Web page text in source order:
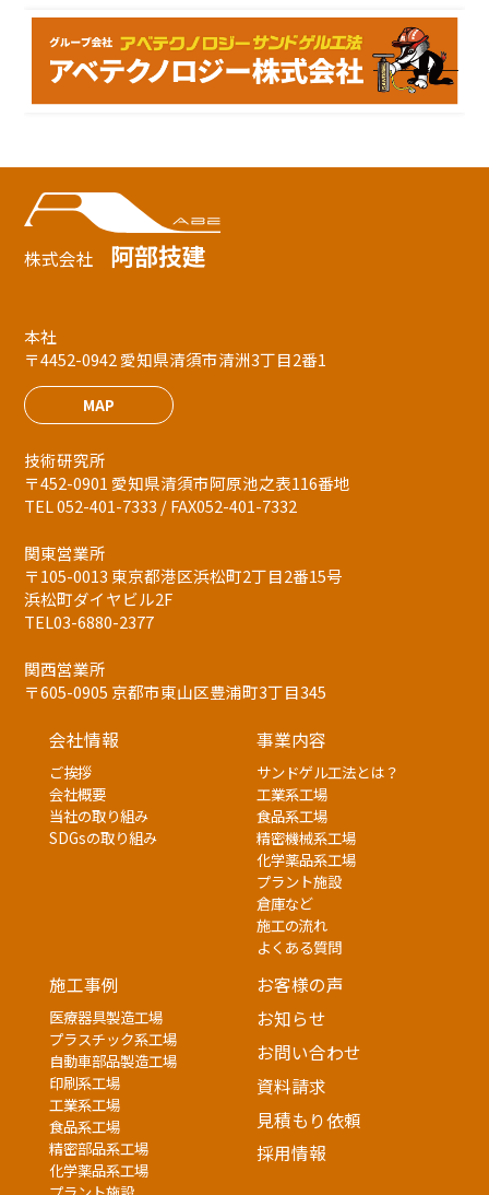
株式会社 阿部技建
本社
〒4452-0942 愛知県清須市清洲3丁目2番1
MAP
技術研究所
〒452-0901 愛知県清須市阿原池之表116番地
TEL 052-401-7333 / FAX052-401-7332
関東営業所
〒105-0013 東京都港区浜松町2丁目2番15号
浜松町ダイヤビル2F
TEL03-6880-2377
関西営業所
〒605-0905 京都市東山区豊浦町3丁目345
会社情報
ご挨拶
会社概要
当社の取り組み
SDGsの取り組み
事業内容
サンドゲル工法とは？
工業系工場
食品系工場
精密機械系工場
化学薬品系工場
プラント施設
倉庫など
施工の流れ
よくある質問
施工事例
医療器具製造工場
プラスチック系工場
自動車部品製造工場
印刷系工場
工業系工場
食品系工場
精密部品系工場
化学薬品系工場
お客様の声
お知らせ
お問い合わせ
資料請求
見積もり依頼
採用情報